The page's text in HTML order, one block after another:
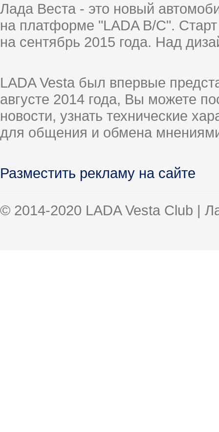
Лада Веста - это новый
на платформе "LADA B/C".
на сентябрь 2015 года. Над
LADA Vesta был впервые
августе 2014 года, Вы можете
новости, узнать технические
для общения и обмена
Разместить рекламу на сайте
© 2014-2020 LADA Vesta Club |